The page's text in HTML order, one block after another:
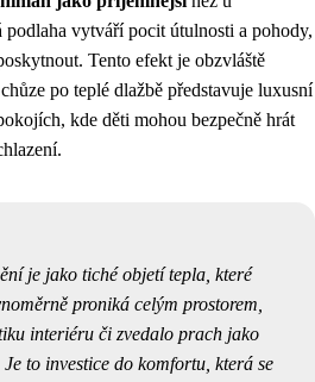
podlaha vytváří pocit útulnosti a pohody,
Tento efekt je obzvláště
po teplé dlažbě představuje luxusní
kde děti mohou bezpečně hrát
je jako tiché objetí tepla, které
proniká celým prostorem,
interiéru či zvedalo prach jako
to investice do komfortu, která se